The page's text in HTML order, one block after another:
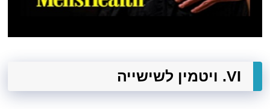
VI. ויטמין לשישייה